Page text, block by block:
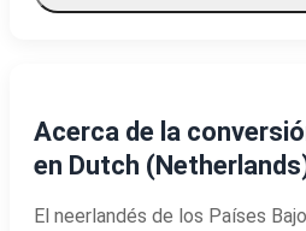
Acerca de la
en Dutch
El neerlandés de los Países